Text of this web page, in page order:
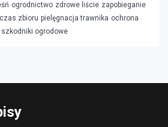
ogrodnictwo zdrowe liście zapobieganie
czas zbioru pielęgnacja trawnika ochrona
szkodniki ogrodowe